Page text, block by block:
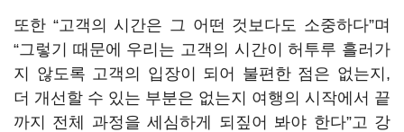
또한 “고객의 시간은 그 어떤 것보다도 소중하다”며
“그렇기 때문에 우리는 고객의 시간이 허투루 흘러가
지 않도록 고객의 입장이 되어 불편한 점은 없는지,
더 개선할 수 있는 부분은 없는지 여행의 시작에서 끝
까지 전체 과정을 세심하게 되짚어 봐야 한다”고 강